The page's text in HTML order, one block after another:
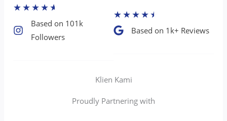
★★★★★
Based on 101k
Followers​
★★★★★
Based on 1k+ Reviews​
Klien Kami
Proudly Partnering with